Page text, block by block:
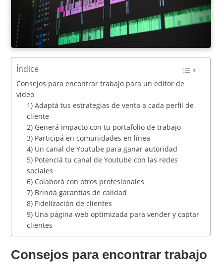
Índice
Consejos para encontrar trabajo para un editor de
video
1) Adaptá tus estrategias de venta a cada perfil de
cliente
2) Generá impacto con tu portafolio de trabajo
3) Participá en comunidades en línea
4) Un canal de Youtube para ganar autoridad
5) Potenciá tu canal de Youtube con las redes
sociales
6) Colaborá con otros profesionales
7) Brindá garantías de calidad
8) Fidelización de clientes
9) Una página web optimizada para vender y captar
clientes
Consejos para encontrar trabajo